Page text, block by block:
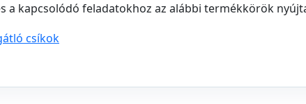
a kapcsolódó feladatokhoz az alábbi termékkörök
csíkok